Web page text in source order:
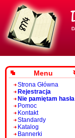
Menu
Strona Główna
Rejestracja
Nie pamiętam hasła
Pomoc
Kontakt
Standardy
Katalog
Bannerki